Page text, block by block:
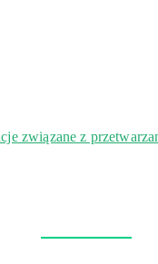
związane z